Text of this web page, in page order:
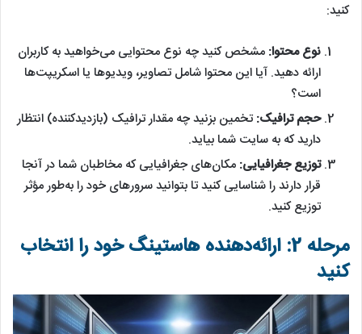
کنید:
نوع محتوا: مشخص کنید چه نوع محتوایی می‌خواهید به کاربران
ارائه دهید. آیا این محتوا شامل تصاویر، ویدیوها یا اسکریپت‌ها
است؟
حجم ترافیک:تخمین بزنید چه مقدار ترافیک (بازدیدکننده) انتظار
دارید که به سایت شما بیاید.
توزیع جغرافیایی: مکان‌های جغرافیایی که مخاطبان شما در آنجا
قرار دارند را شناسایی کنید تا بتوانید سرورهای خود را به‌طور مؤثر
توزیع کنید.
مرحله 2: ارائه‌دهنده هاستینگ خود را انتخاب
کنید